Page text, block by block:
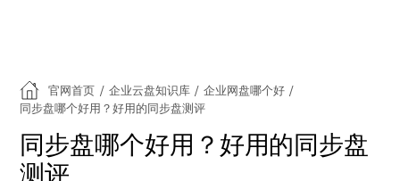
官网首页 / 企业云盘知识库 / 企业网盘哪个好 /
同步盘哪个好用？好用的同步盘测评
同步盘哪个好用？好用的同步盘
测评